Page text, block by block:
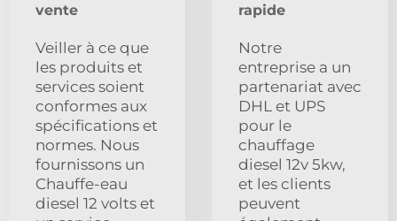
vente
Veiller à ce que
les produits et
services soient
conformes aux
spécifications et
normes. Nous
fournissons un
Chauffe-eau
diesel 12 volts et
rapide
Notre
entreprise a un
partenariat avec
DHL et UPS
pour le
chauffage
diesel 12v 5kw,
et les clients
peuvent